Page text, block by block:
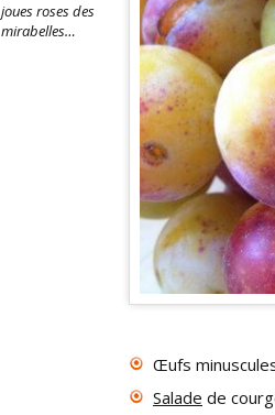
joues roses des
mirabelles…
Œufs
Salade de